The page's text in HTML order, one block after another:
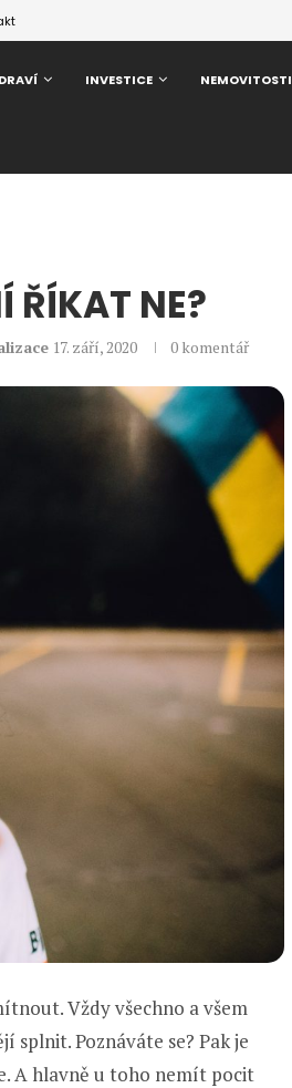
INVESTICE NEMOVITOSTI
ŘÍKAT NE?
17. září, 2020 0 komentář
Vždy všechno a všem
splnit. Poznáváte se? Pak je
A hlavně u toho nemít pocit